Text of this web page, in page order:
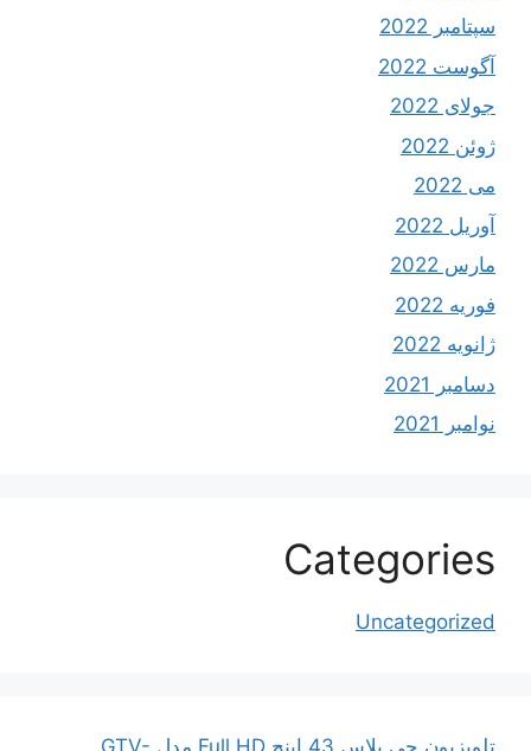
سپتامبر 2022
آگوست 2022
جولای 2022
ژوئن 2022
می 2022
آوریل 2022
مارس 2022
فوریه 2022
ژانویه 2022
دسامبر 2021
نوامبر 2021
Categories
Uncategorized
تلویزیون جی پلاس 43 اینچ Full HD مدل GTV-